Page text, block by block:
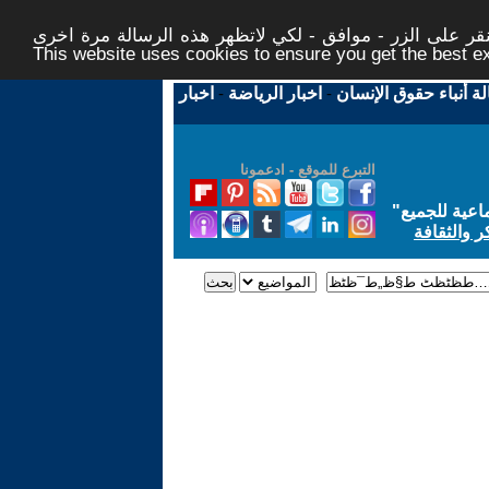
على الزر - موافق - لكي لاتظهر هذه الرسالة مرة اخرى -
This website uses cookies to ensure you get the best
أنباء حقوق الإنسان - اخبار الرياضة - اخبار
التبرع للموقع - ادعمونا
للجميع"
والثقافة